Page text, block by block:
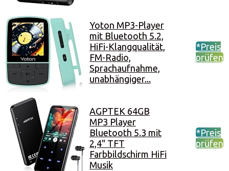
Yoton MP3-Player
mit Bluetooth 5.2,
HiFi-Klangqualität,
FM-Radio,
Sprachaufnahme,
unabhängiger...
*Preis
prüfen
AGPTEK 64GB
MP3 Player
Bluetooth 5.3 mit
2,4" TFT
Farbbildschirm HiFi
Musik
*Preis
prüfen